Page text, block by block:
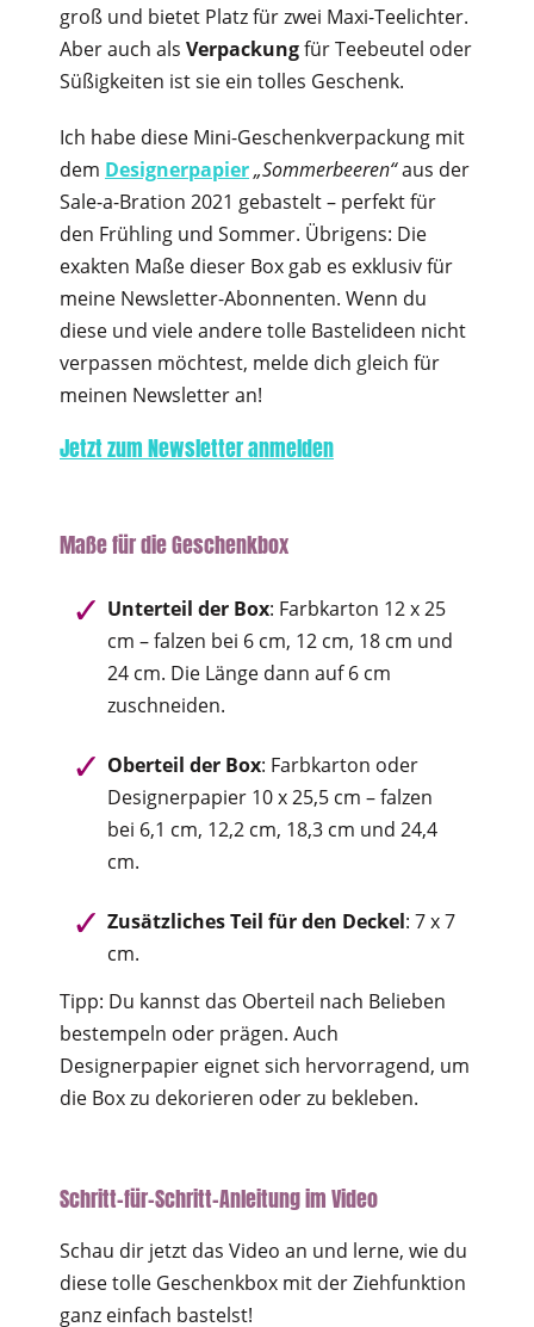
groß und bietet Platz für zwei Maxi-Teelichter.
Aber auch als Verpackungfür Teebeutel oder
Süßigkeiten ist sie ein tolles Geschenk.
Ich habe diese Mini-Geschenkverpackung mit
dem Designerpapier„Sommerbeeren“aus der
Sale-a-Bration 2021 gebastelt – perfekt für
den Frühling und Sommer. Übrigens: Die
exakten Maße dieser Box gab es exklusiv für
meine Newsletter-Abonnenten. Wenn du
diese und viele andere tolle Bastelideen nicht
verpassen möchtest, melde dich gleich für
meinen Newsletter an!
Jetzt zum Newsletter anmelden
Maße für die Geschenkbox
Unterteil der Box: Farbkarton 12 x 25
cm – falzen bei 6 cm, 12 cm, 18 cm und
24 cm. Die Länge dann auf 6 cm
zuschneiden.
Oberteil der Box: Farbkarton oder
Designerpapier 10 x 25,5 cm – falzen
bei 6,1 cm, 12,2 cm, 18,3 cm und 24,4
cm.
Zusätzliches Teil für den Deckel: 7 x 7
cm.
Tipp: Du kannst das Oberteil nach Belieben
bestempeln oder prägen. Auch
Designerpapier eignet sich hervorragend, um
die Box zu dekorieren oder zu bekleben.
Schritt-für-Schritt-Anleitung im Video
Schau dir jetzt das Video an und lerne, wie du
diese tolle Geschenkbox mit der Ziehfunktion
ganz einfach bastelst!